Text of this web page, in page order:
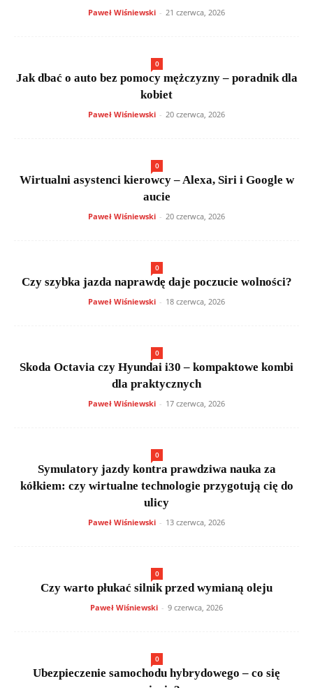
Paweł Wiśniewski - 21 czerwca, 2026
0
Jak dbać o auto bez pomocy mężczyzny – poradnik dla
kobiet
Paweł Wiśniewski - 20 czerwca, 2026
0
Wirtualni asystenci kierowcy – Alexa, Siri i Google w
aucie
Paweł Wiśniewski - 20 czerwca, 2026
0
Czy szybka jazda naprawdę daje poczucie wolności?
Paweł Wiśniewski - 18 czerwca, 2026
0
Skoda Octavia czy Hyundai i30 – kompaktowe kombi
dla praktycznych
Paweł Wiśniewski - 17 czerwca, 2026
0
Symulatory jazdy kontra prawdziwa nauka za
kółkiem: czy wirtualne technologie przygotują cię do
ulicy
Paweł Wiśniewski - 13 czerwca, 2026
0
Czy warto płukać silnik przed wymianą oleju
Paweł Wiśniewski - 9 czerwca, 2026
0
Ubezpieczenie samochodu hybrydowego – co się